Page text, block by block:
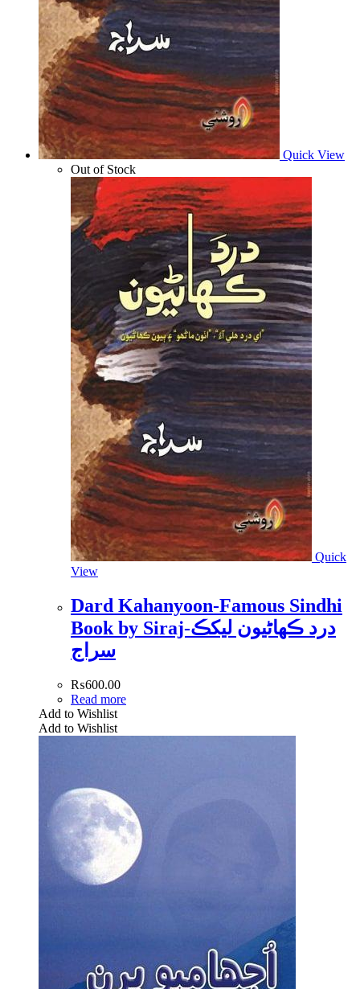
Quick View
Out of Stock
Quick
View
Dard Kahanyoon-Famous Sindhi
Book by Siraj-درد ڪھاڻيون ليکڪ
سراج
₨600.00
Read more
Add to Wishlist
Add to Wishlist